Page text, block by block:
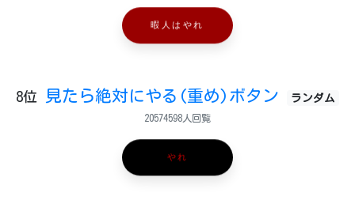
暇人はやれ
8位 見たら絶対にやる(重め)ボタン ランダム
20574598人回覧
やれ